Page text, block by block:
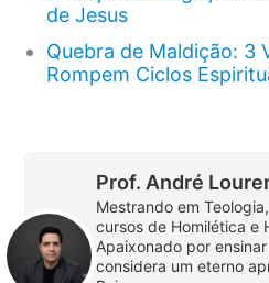
de Jesus
Quebra de Maldição: 3
Rompem Ciclos
Prof. André
Mestrando em
cursos de Homilética e
Apaixonado por
considera um eterno